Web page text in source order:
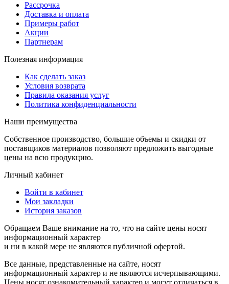
Рассрочка
Доставка и оплата
Примеры работ
Акции
Партнерам
Полезная информация
Как сделать заказ
Условия возврата
Правила оказания услуг
Политика конфиденциальности
Наши преимущества
Собственное производство, большие объемы и скидки от
поставщиков материалов позволяют предложить выгодные
цены на всю продукцию.
Личный кабинет
Войти в кабинет
Мои закладки
История заказов
Обращаем Ваше внимание на то, что на сайте цены носят
информационный характер
и ни в какой мере не являются публичной офертой.
Все данные, представленные на сайте, носят
информационный характер и не являются исчерпывающими.